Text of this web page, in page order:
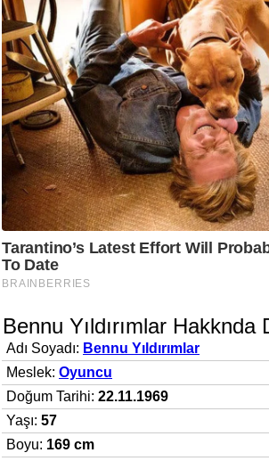
Bennu Yıldırımlar Hakknda
Adı Soyadı: Bennu Yıldırımlar
Meslek: Oyuncu
Doğum Tarihi: 22.11.1969
Yaşı: 57
Boyu: 169 cm